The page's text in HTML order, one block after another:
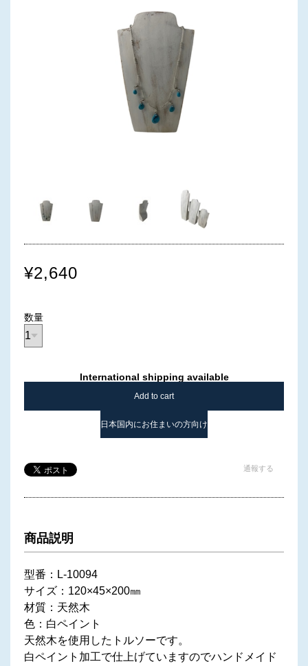
¥2,640
数量
International shipping available
Add to cart
日本国内にお住まいの方向け
通報する
商品説明
型番：L-10094
サイズ：120×45×200㎜
材質：天然木
色：白ペイント
天然木を使用したトルソーです。
白ペイント加工で仕上げていますのでハンドメイド